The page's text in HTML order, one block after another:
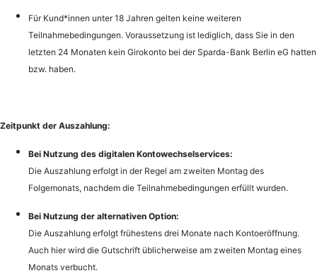
Für Kund*innen unter 18 Jahren gelten keine weiteren
Teilnahmebedingungen. Voraussetzung ist lediglich, dass Sie in den
letzten 24 Monaten kein Girokonto bei der Sparda-Bank Berlin eG hatten
bzw. haben.
Zeitpunkt der Auszahlung:
Bei Nutzung des digitalen Kontowechselservices:
Die Auszahlung erfolgt in der Regel am zweiten Montag des
Folgemonats, nachdem die Teilnahmebedingungen erfüllt wurden.
Bei Nutzung der alternativen Option:
Die Auszahlung erfolgt frühestens drei Monate nach Kontoeröffnung.
Auch hier wird die Gutschrift üblicherweise am zweiten Montag eines
Monats verbucht.